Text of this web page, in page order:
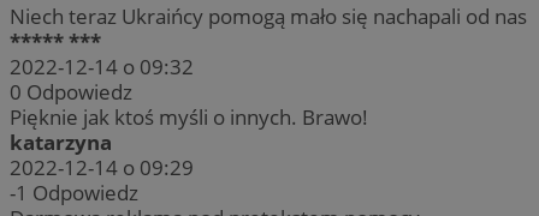
Niech teraz Ukraińcy pomogą mało się nachapali od nas
***** ***
2022-12-14 o 09:32
0 Odpowiedz
Pięknie jak ktoś myśli o innych. Brawo!
katarzyna
2022-12-14 o 09:29
-1 Odpowiedz